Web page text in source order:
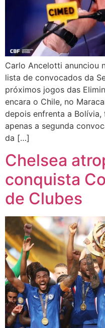
Carlo Ancelotti anunciou
lista de convocados da
próximos jogos das
encara o Chile, no
depois enfrenta a Bolívia,
apenas a segunda
da […]
Chelsea
conquista
de Clubes